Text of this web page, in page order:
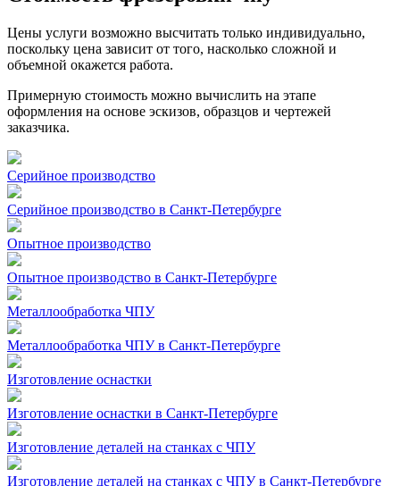
Цены услуги возможно высчитать только индивидуально,
поскольку цена зависит от того, насколько сложной и
объемной окажется работа.
Примерную стоимость можно вычислить на этапе
оформления на основе эскизов, образцов и чертежей
заказчика.
Серийное производство
Серийное производство в Санкт-Петербурге
Опытное производство
Опытное производство в Санкт-Петербурге
Металлообработка ЧПУ
Металлообработка ЧПУ в Санкт-Петербурге
Изготовление оснастки
Изготовление оснастки в Санкт-Петербурге
Изготовление деталей на станках с ЧПУ
Изготовление деталей на станках с ЧПУ в Санкт-Петербурге